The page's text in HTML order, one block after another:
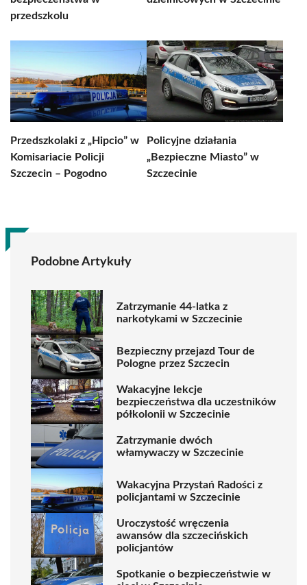
przedszkolu
Przedszkolaki z „Hipcio” w
Komisariacie Policji
Szczecin – Pogodno
Policyjne działania
„Bezpieczne Miasto” w
Szczecinie
Podobne Artykuły
Zatrzymanie 44-latka z
narkotykami w Szczecinie
Bezpieczny przejazd Tour de
Pologne przez Szczecin
Wakacyjne lekcje
bezpieczeństwa dla uczestników
półkolonii w Szczecinie
Zatrzymanie dwóch
włamywaczy w Szczecinie
Wakacyjna Przystań Radości z
policjantami w Szczecinie
Uroczystość wręczenia
awansów dla szczecińskich
policjantów
Spotkanie o bezpieczeństwie w